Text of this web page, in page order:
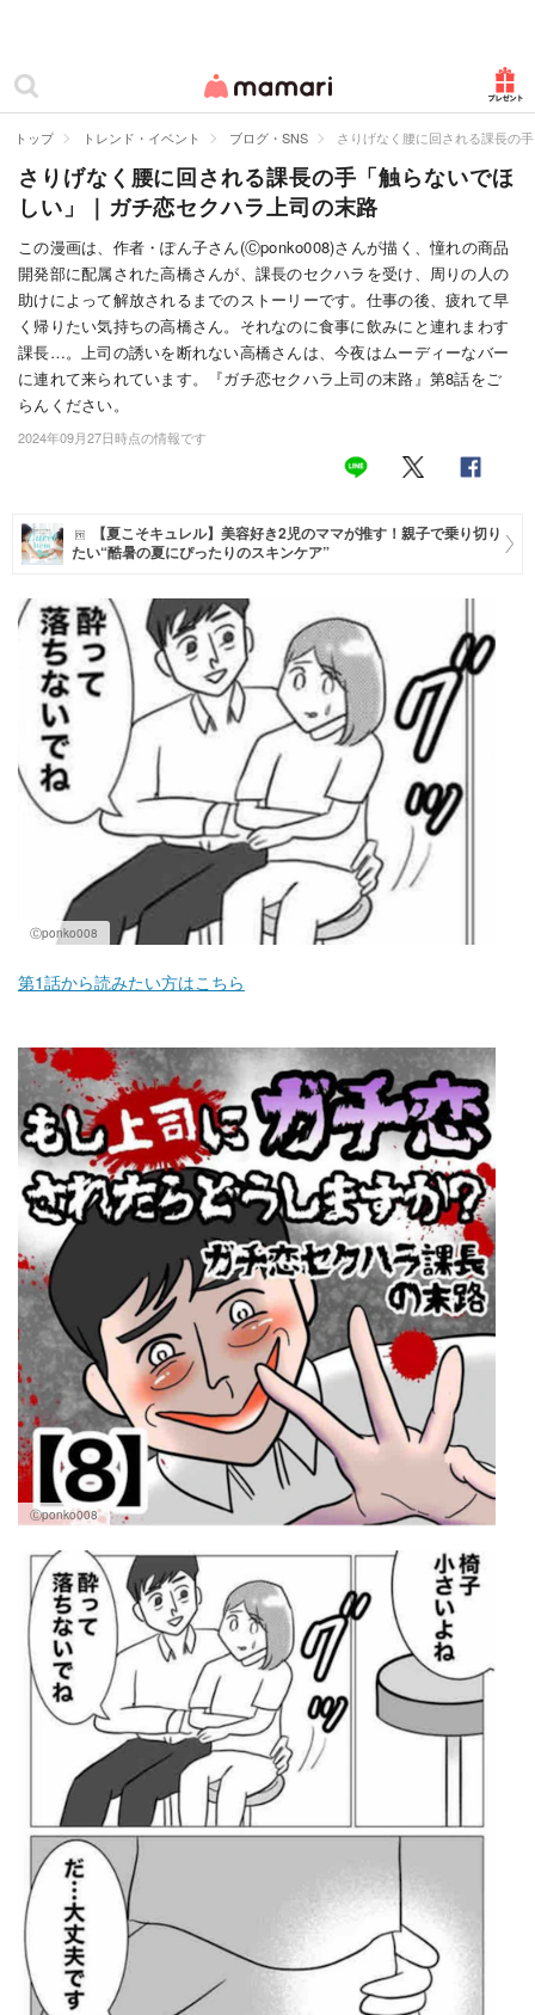
ママリ
カテゴリー一覧
妊娠
出産
赤ちゃん・育児
子育て・家族
病院
住まい
トレンド・イベント
トップ トレンド・イベント ブログ・SNS さりげなく腰に回される課長の
さりげなく腰に回される課長の手「触らないでほ
しい」｜ガチ恋セクハラ上司の末路
この漫画は、作者・ぽん子さん(Ⓒponko008)さんが描く、憧れの商品
開発部に配属された高橋さんが、課長のセクハラを受け、周りの人の
助けによって解放されるまでのストーリーです。仕事の後、疲れて早
く帰りたい気持ちの高橋さん。それなのに食事に飲みにと連れまわす
課長…。上司の誘いを断れない高橋さんは、今夜はムーディーなバー
に連れて来られています。『ガチ恋セクハラ上司の末路』第8話をご
らんください。
2024年09月27日時点の情報です
【夏こそキュレル】美容好き2児のママが推す！親子で乗り切り
たい“酷暑の夏にぴったりのスキンケア”
Ⓒponko008
第1話から読みたい方はこちら
Ⓒponko008